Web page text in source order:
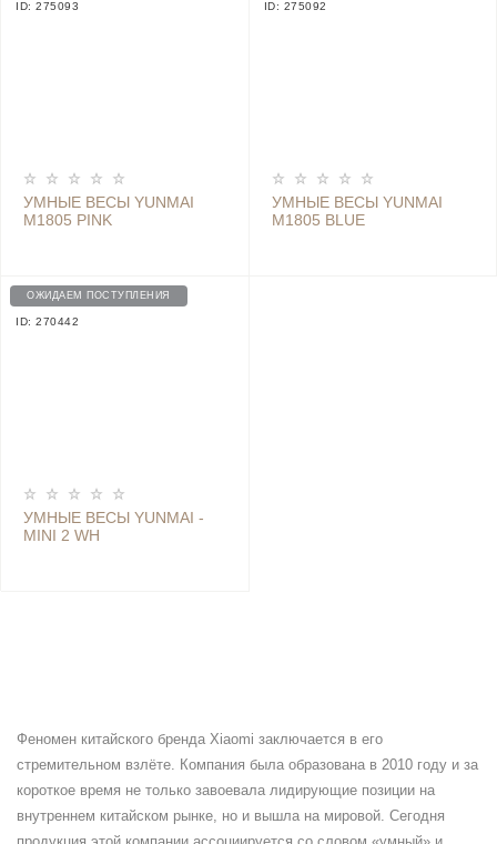
ID: 275093
УМНЫЕ ВЕСЫ YUNMAI
M1805 PINK
ID: 275092
УМНЫЕ ВЕСЫ YUNMAI
M1805 BLUE
ОЖИДАЕМ ПОСТУПЛЕНИЯ
ID: 270442
УМНЫЕ ВЕСЫ YUNMAI -
MINI 2 WH
Феномен китайского бренда Xiaomi заключается в его
стремительном взлёте. Компания была образована в 2010 году и за
короткое время не только завоевала лидирующие позиции на
внутреннем китайском рынке, но и вышла на мировой. Сегодня